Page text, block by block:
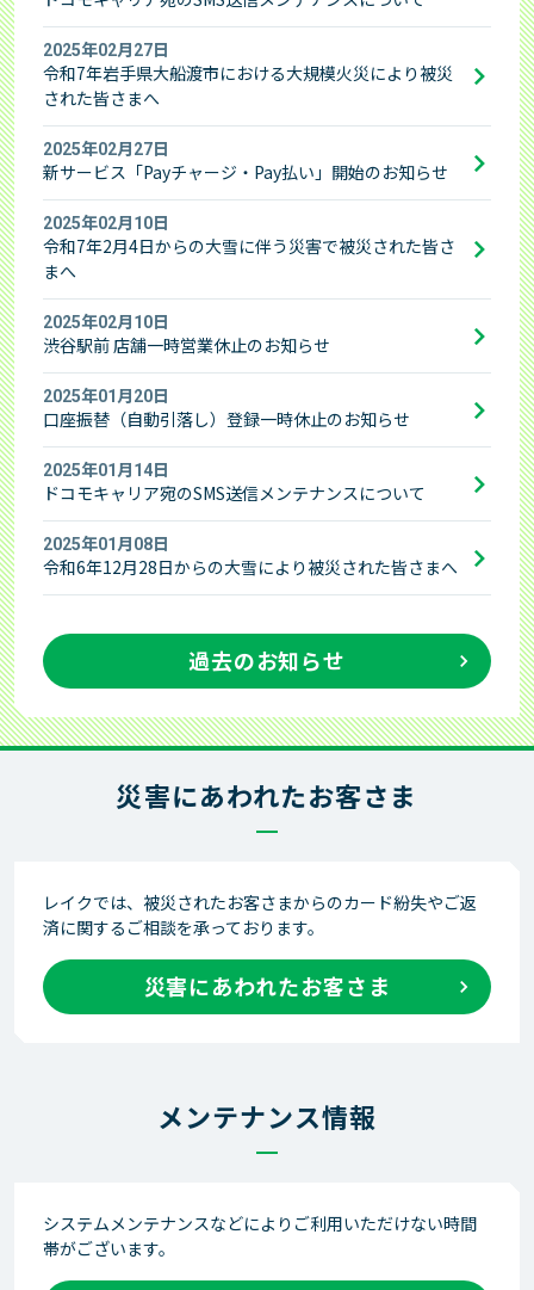
2025年02月27日
令和7年岩手県大船渡市における大規模火災により被災
された皆さまへ
2025年02月27日
新サービス「Payチャージ・Pay払い」開始のお知らせ
2025年02月10日
令和7年2月4日からの大雪に伴う災害で被災された皆さ
まへ
2025年02月10日
渋谷駅前 店舗一時営業休止のお知らせ
2025年01月20日
口座振替（自動引落し）登録一時休止のお知らせ
2025年01月14日
ドコモキャリア宛のSMS送信メンテナンスについて
2025年01月08日
令和6年12月28日からの大雪により被災された皆さまへ
過去のお知らせ
災害にあわれたお客さま
レイクでは、被災されたお客さまからのカード紛失やご返
済に関するご相談を承っております。
災害にあわれたお客さま
メンテナンス情報
システムメンテナンスなどによりご利用いただけない時間
帯がございます。